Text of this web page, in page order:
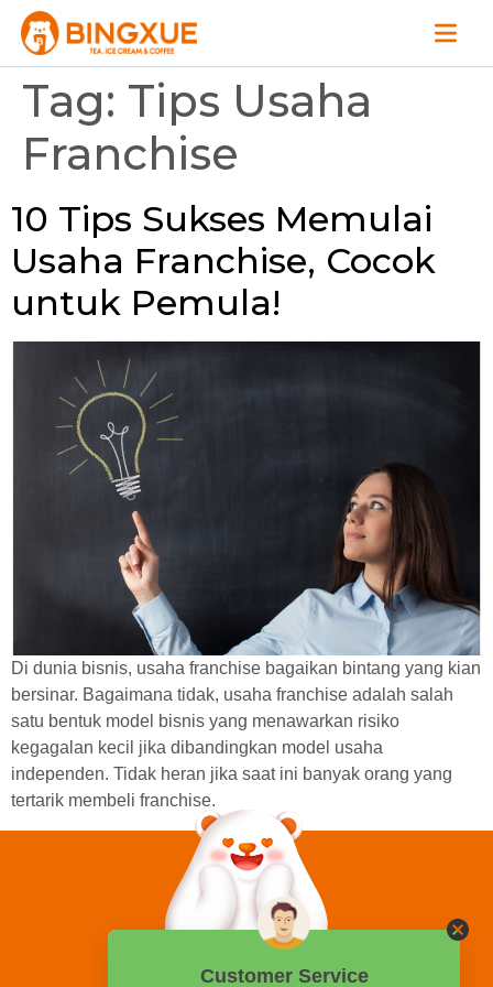
Tag: Tips Usaha
Franchise
10 Tips Sukses Memulai
Usaha Franchise, Cocok
untuk Pemula!
Di dunia bisnis, usaha franchise bagaikan bintang yang kian
bersinar. Bagaimana tidak, usaha franchise adalah salah
satu bentuk model bisnis yang menawarkan risiko
kegagalan kecil jika dibandingkan model usaha
independen. Tidak heran jika saat ini banyak orang yang
tertarik membeli franchise.